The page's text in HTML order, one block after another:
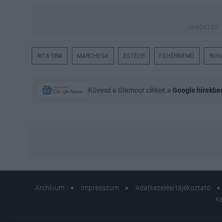
RITA ORA MARCHESA ESTÉLYI FEHÉRNEMŰ
Kövesd a Glamour cikkeit a Google
Archívum Impresszum Adatkezelési tájékoztató